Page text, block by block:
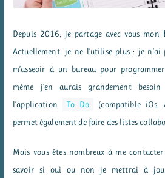
Depuis 2016, je partage avec vous mon
Actuellement, je ne l’utilise plus : je
m’asseoir à un bureau pour
même j’en aurais grandement
l’application
To Do
(compatible iOs,
permet également de faire des listes
Mais vous êtes nombreux à me
savoir si oui ou non je mettrai à